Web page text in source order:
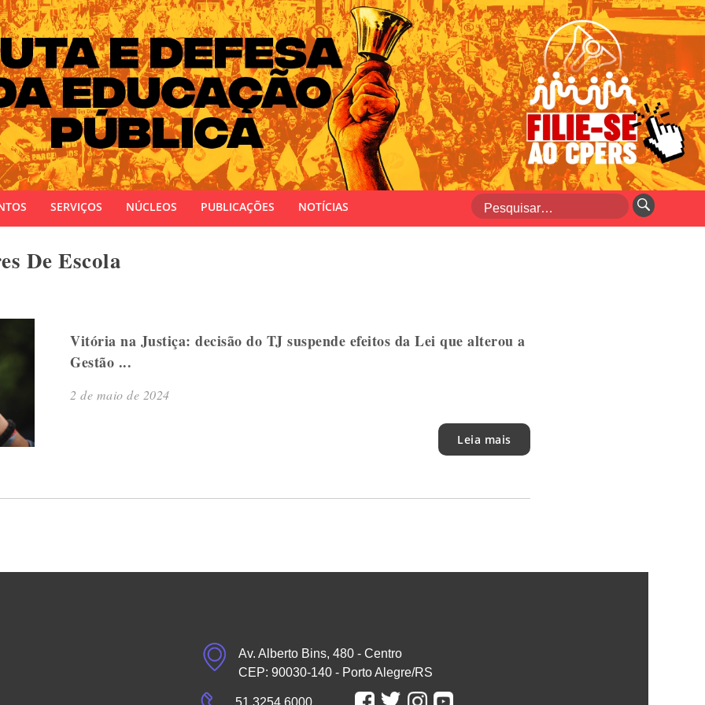
Estado do Rio Grande do Sul
SERVIÇOS NÚCLEOS PUBLICAÇÕES NOTÍCIAS
De Escola
Vitória na Justiça: decisão do TJ suspende efeitos da Lei que alterou a
Gestão ...
2 de maio de 2024
Leia mais
Av. Alberto Bins, 480 - Centro
CEP: 90030-140 - Porto Alegre/RS
51 3254.6000